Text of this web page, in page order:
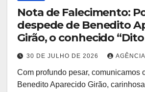
Nota de Falecimento:
despede de Benedito
Girão, o conhecido
30 DE JULHO DE 2026
Com profundo pesar, comunicamos
Benedito Aparecido Girão,